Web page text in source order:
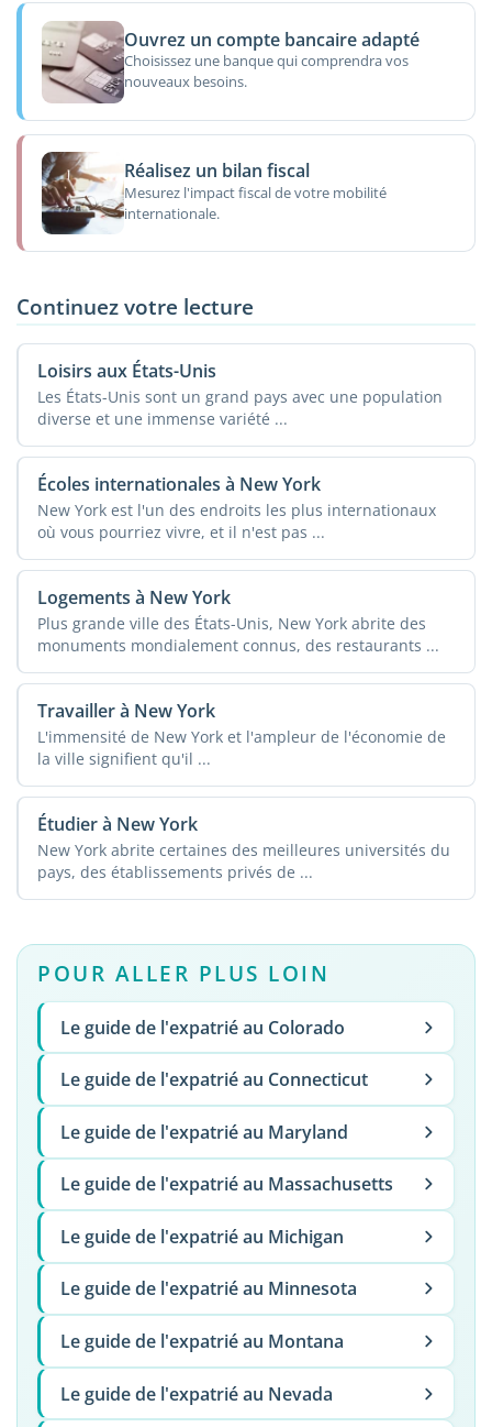
Ouvrez un compte bancaire adapté
Choisissez une banque qui comprendra vos
nouveaux besoins.
Réalisez un bilan fiscal
Mesurez l'impact fiscal de votre mobilité
internationale.
Continuez votre lecture
Loisirs aux États-Unis
Les États-Unis sont un grand pays avec une population
diverse et une immense variété ...
Écoles internationales à New York
New York est l'un des endroits les plus internationaux
où vous pourriez vivre, et il n'est pas ...
Logements à New York
Plus grande ville des États-Unis, New York abrite des
monuments mondialement connus, des restaurants ...
Travailler à New York
L'immensité de New York et l'ampleur de l'économie de
la ville signifient qu'il ...
Étudier à New York
New York abrite certaines des meilleures universités du
pays, des établissements privés de ...
POUR ALLER PLUS LOIN
Le guide de l'expatrié au Colorado
Le guide de l'expatrié au Connecticut
Le guide de l'expatrié au Maryland
Le guide de l'expatrié au Massachusetts
Le guide de l'expatrié au Michigan
Le guide de l'expatrié au Minnesota
Le guide de l'expatrié au Montana
Le guide de l'expatrié au Nevada